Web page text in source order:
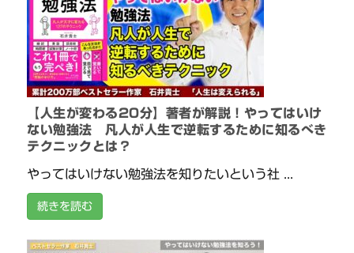
【人生が変わる20分】著者が解説！やってはいけ
ない勉強法 凡人が人生で逆転するために知るべき
テクニックとは？
やってはいけない勉強法を知りたいという社 ...
続きを読む